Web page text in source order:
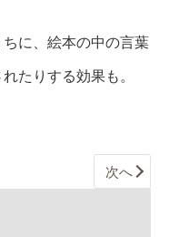
に、絵本の中の言葉
たりする効果も。
次へ